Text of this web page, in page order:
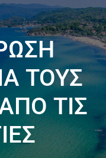
ΤΟΥΣ
ΤΙΣ